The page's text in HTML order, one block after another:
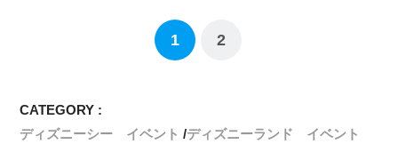
1 2
CATEGORY :
ディズニーシー イベント
ディズニーランド イベント